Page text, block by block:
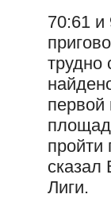
70:61 и
первой
пройти
сказал
Лиги.